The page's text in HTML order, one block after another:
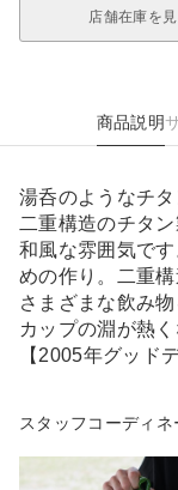
店舗在庫を
商品説明
湯呑のようなチタ
二重構造のチタ
和風な雰囲気で
めの作り。二重
さまざまな飲み
カップの淵が熱
【2005年グッド
スタッフコーディネ